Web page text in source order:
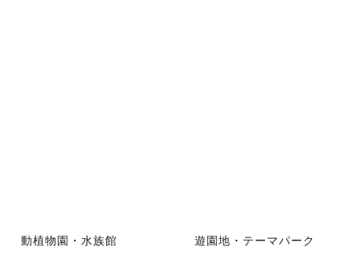
動植物園・水族館 遊園地・テーマパーク